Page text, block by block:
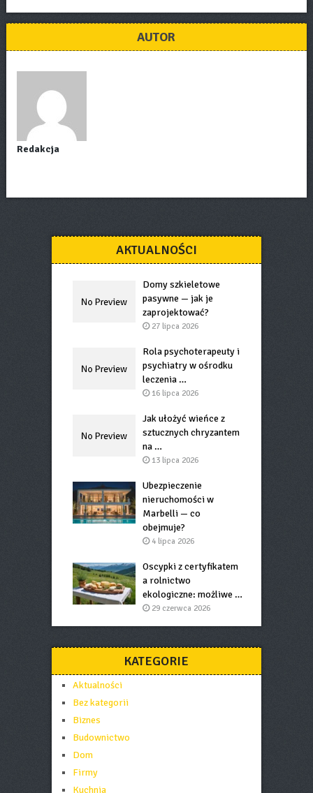
AUTOR
Redakcja
AKTUALNOŚCI
Domy szkieletowe
pasywne — jak je
zaprojektować?
27 lipca 2026
Rola psychoterapeuty i
psychiatry w ośrodku
leczenia …
16 lipca 2026
Jak ułożyć wieńce z
sztucznych chryzantem
na …
13 lipca 2026
Ubezpieczenie
nieruchomości w
Marbelli — co
obejmuje?
4 lipca 2026
Oscypki z certyfikatem
a rolnictwo
ekologiczne: możliwe …
29 czerwca 2026
KATEGORIE
Aktualności
Bez kategorii
Biznes
Budownictwo
Dom
Firmy
Kuchnia